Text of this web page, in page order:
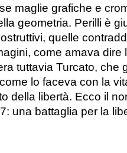
maglie grafiche e
geometria. Perilli è
quelle
come amava dire
tuttavia Turcato, che
lo faceva con la
della libertà. Ecco il
una battaglia per la